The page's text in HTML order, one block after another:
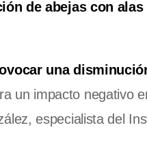
de abejas con
una
un impacto negativo
especialista del